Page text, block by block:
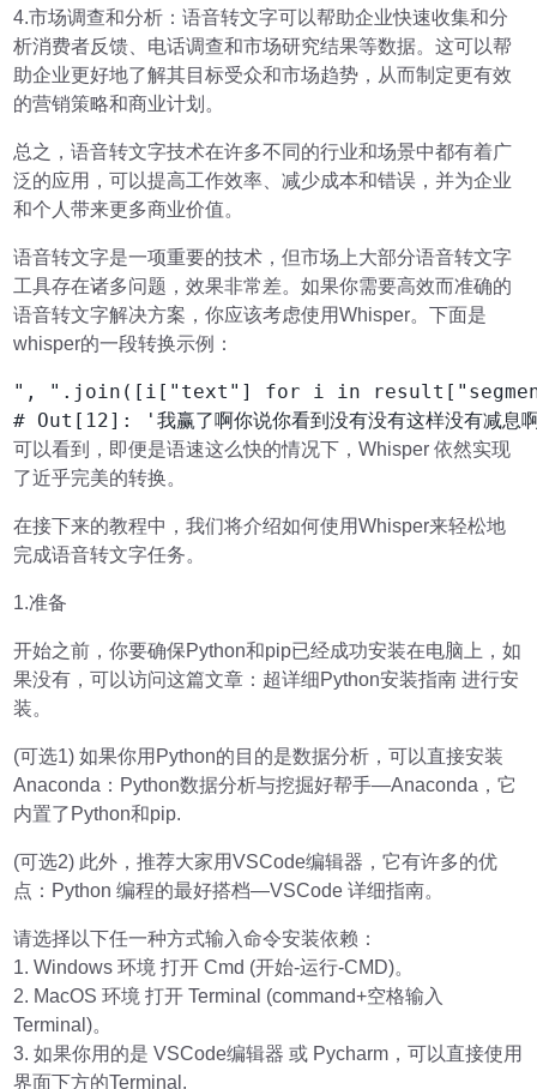
4.市场调查和分析：语音转文字可以帮助企业快速收集和分
析消费者反馈、电话调查和市场研究结果等数据。这可以帮
助企业更好地了解其目标受众和市场趋势，从而制定更有效
的营销策略和商业计划。
总之，语音转文字技术在许多不同的行业和场景中都有着广
泛的应用，可以提高工作效率、减少成本和错误，并为企业
和个人带来更多商业价值。
语音转文字是一项重要的技术，但市场上大部分语音转文字
工具存在诸多问题，效果非常差。如果你需要高效而准确的
语音转文字解决方案，你应该考虑使用Whisper。下面是
whisper的一段转换示例：
", ".join([i["text"] for i in
# Out[12]: '我赢了啊你说你看到没有没有这样没有减息
可以看到，即便是语速这么快的情况下，Whisper 依然实现
了近乎完美的转换。
在接下来的教程中，我们将介绍如何使用Whisper来轻松地
完成语音转文字任务。
1.准备
开始之前，你要确保Python和pip已经成功安装在电脑上，如
果没有，可以访问这篇文章：超详细Python安装指南 进行安
装。
(可选1) 如果你用Python的目的是数据分析，可以直接安装
Anaconda：Python数据分析与挖掘好帮手—Anaconda，它
内置了Python和pip.
(可选2) 此外，推荐大家用VSCode编辑器，它有许多的优
点：Python 编程的最好搭档—VSCode 详细指南。
请选择以下任一种方式输入命令安装依赖：
1. Windows 环境 打开 Cmd (开始-运行-CMD)。
2. MacOS 环境 打开 Terminal (command+空格输入
Terminal)。
3. 如果你用的是 VSCode编辑器 或 Pycharm，可以直接使用
界面下方的Terminal.